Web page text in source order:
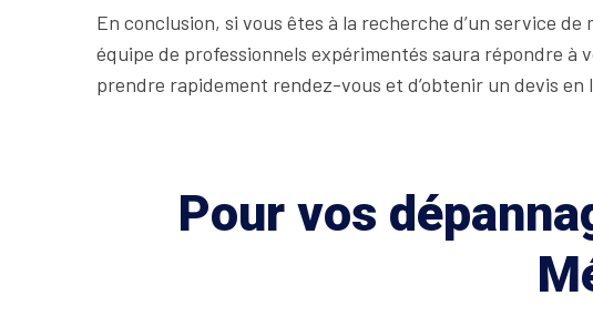
En conclusion, si vous êtes à la recherche d’un service
équipe de professionnels expérimentés saura répondre
prendre rapidement rendez-vous et d’obtenir un devis en
Pour vos